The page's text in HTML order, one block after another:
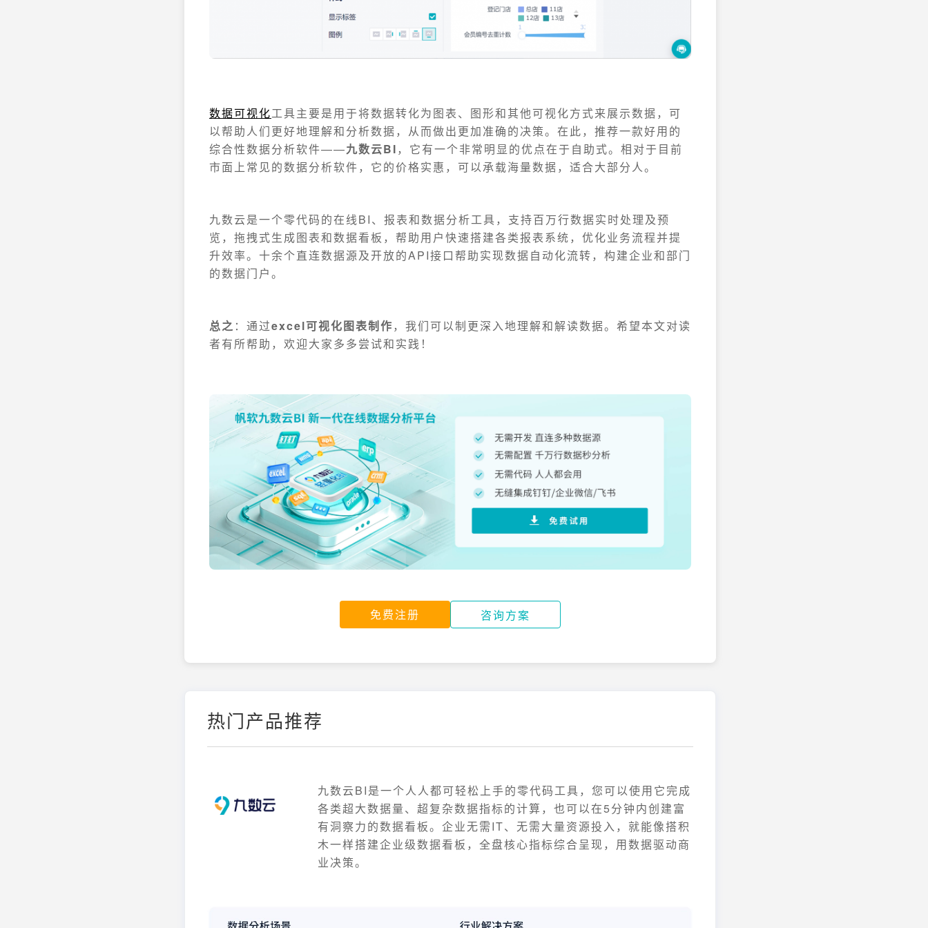
数据可视化工具主要是用于将数据转化为图表、图形和其他可视化方式来展示数据，可
以帮助人们更好地理解和分析数据，从而做出更加准确的决策。在此，推荐一款好用的
综合性数据分析软件——九数云BI ，它有一个非常明显的优点在于自助式。相对于目前
市面上常见的数据分析软件，它的价格实惠，可以承载海量数据，适合大部分人。
九数云是一个零代码的在线BI、报表和数据分析工具，支持百万行数据实时处理及预
览，拖拽式生成图表和数据看板，帮助用户快速搭建各类报表系统，优化业务流程并提
升效率。十余个直连数据源及开放的API接口帮助实现数据自动化流转，构建企业和部门
的数据门户。
总之 ：通过excel可视化图表制作 ，我们可以制更深入地理解和解读数据。希望本文对读
者有所帮助，欢迎大家多多尝试和实践！
免费注册 咨询方案
热门产品推荐
九数云BI是一个人人都可轻松上手的零代码工具，您可以使用它完成
各类超大数据量、超复杂数据指标的计算，也可以在5分钟内创建富
有洞察力的数据看板。企业无需IT、无需大量资源投入，就能像搭积
木一样搭建企业级数据看板，全盘核心指标综合呈现，用数据驱动商
业决策。